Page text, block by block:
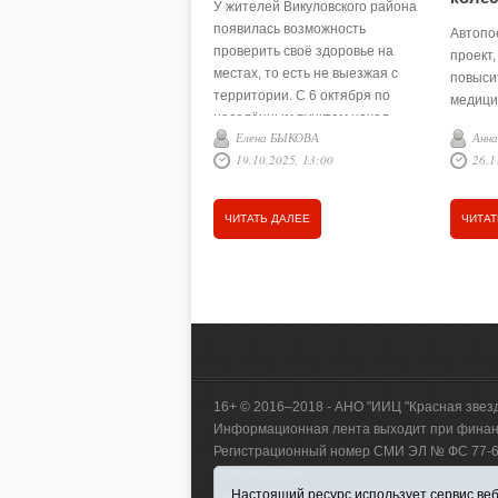
У жителей Викуловского района
появилась возможность
проверить своё здоровье на
местах, то есть не выезжая с
территории. С 6 октября по
населённым пунктам начал
курсировать «Автопоезд
здоровья».
Елена БЫКОВА
19.10.2025, 13:00
ЧИТАТЬ ДАЛЕЕ
16+ © 2016–2018 - АНО "ИИЦ "Красная
Информационная лента выходит при
Регистрационный номер СМИ ЭЛ № ФС 77-
коммуникаций.
Настоящий ресурс использует сервис